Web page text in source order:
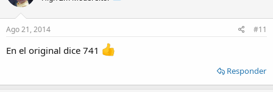
Ago 21, 2014 #11
En el original dice 741
Responder